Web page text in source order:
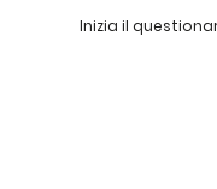
Inizia il